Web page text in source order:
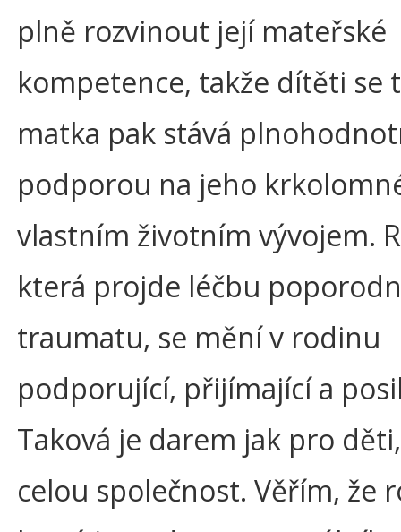
plně rozvinout její mateřské
kompetence, takže dítěti se
matka pak stává
podporou na jeho
vlastním životním vývojem.
která projde léčbu
traumatu, se mění v rodinu
podporující, přijímající a
Taková je darem jak pro
celou společnost. Věřím, že